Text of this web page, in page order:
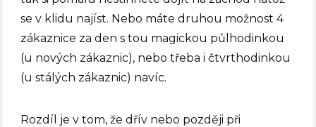
se v klidu najíst. Nebo máte druhou možnost 4
zákaznice za den s tou magickou půlhodinkou
(u nových zákaznic), nebo třeba i čtvrthodinkou
(u stálých zákaznic) navíc.
Rozdíl je v tom, že dřív nebo později při